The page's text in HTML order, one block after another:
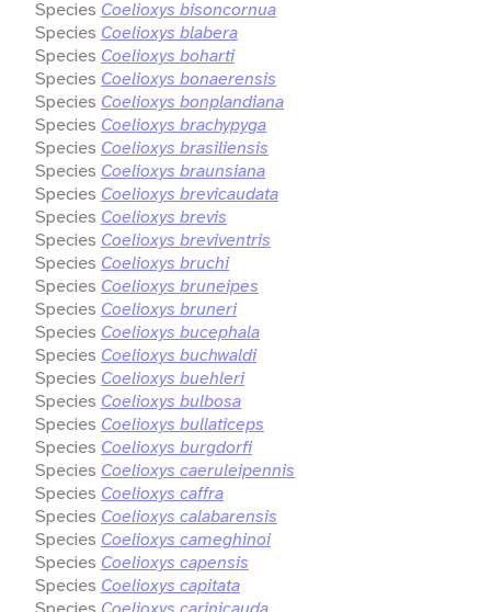
Species Coelioxys bisoncornua
Species Coelioxys blabera
Species Coelioxys boharti
Species Coelioxys bonaerensis
Species Coelioxys bonplandiana
Species Coelioxys brachypyga
Species Coelioxys brasiliensis
Species Coelioxys braunsiana
Species Coelioxys brevicaudata
Species Coelioxys brevis
Species Coelioxys breviventris
Species Coelioxys bruchi
Species Coelioxys bruneipes
Species Coelioxys bruneri
Species Coelioxys bucephala
Species Coelioxys buchwaldi
Species Coelioxys buehleri
Species Coelioxys bulbosa
Species Coelioxys bullaticeps
Species Coelioxys burgdorfi
Species Coelioxys caeruleipennis
Species Coelioxys caffra
Species Coelioxys calabarensis
Species Coelioxys cameghinoi
Species Coelioxys capensis
Species Coelioxys capitata